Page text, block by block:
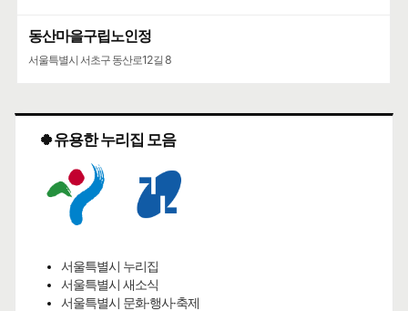
동산마을구립노인정
서울특별시 서초구 동산로12길 8
🍀유용한 누리집 모음
서울특별시 누리집
서울특별시 새소식
서울특별시 문화·행사·축제